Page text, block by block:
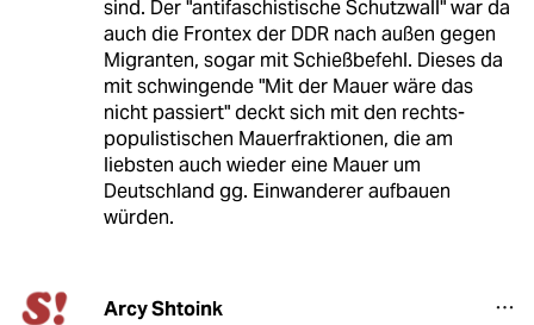
sind. Der "antifaschistische Schutzwall" war da
auch die Frontex der DDR nach außen gegen
Migranten, sogar mit Schießbefehl. Dieses da
mit schwingende "Mit der Mauer wäre das
nicht passiert" deckt sich mit den rechts-
populistischen Mauerfraktionen, die am
liebsten auch wieder eine Mauer um
Deutschland gg. Einwanderer aufbauen
würden.
Arcy Shtoink